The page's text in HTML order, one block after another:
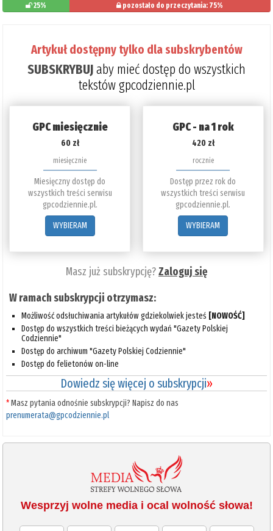
25% pozostało do przeczytania: 75%
Artykuł dostępny tylko dla subskrybentów
SUBSKRYBUJaby mieć dostęp do wszystkich
tekstów gpcodziennie.pl
GPC miesięcznie
60 zł
miesięcznie
Miesięczny dostęp do
wszystkich treści serwisu
gpcodziennie.pl.
WYBIERAM
GPC - na 1 rok
420 zł
rocznie
Dostęp przez rok do
wszystkich treści serwisu
gpcodziennie.pl.
WYBIERAM
Masz już subskrypcję?Zaloguj się
W ramach subskrypcji otrzymasz:
Możliwość odsłuchiwania artykułów gdziekolwiek jesteś [NOWOŚĆ]
Dostęp do wszystkich treści bieżących wydań "Gazety Polskiej
Codziennie"
Dostęp do archiwum "Gazety Polskiej Codziennie"
Dostęp do felietonów on-line
Dowiedz się więcej o subskrypcji»
*Masz pytania odnośnie subskrypcji? Napisz do nas
prenumerata@gpcodziennie.pl
Wesprzyj wolne media i ocal wolność słowa!